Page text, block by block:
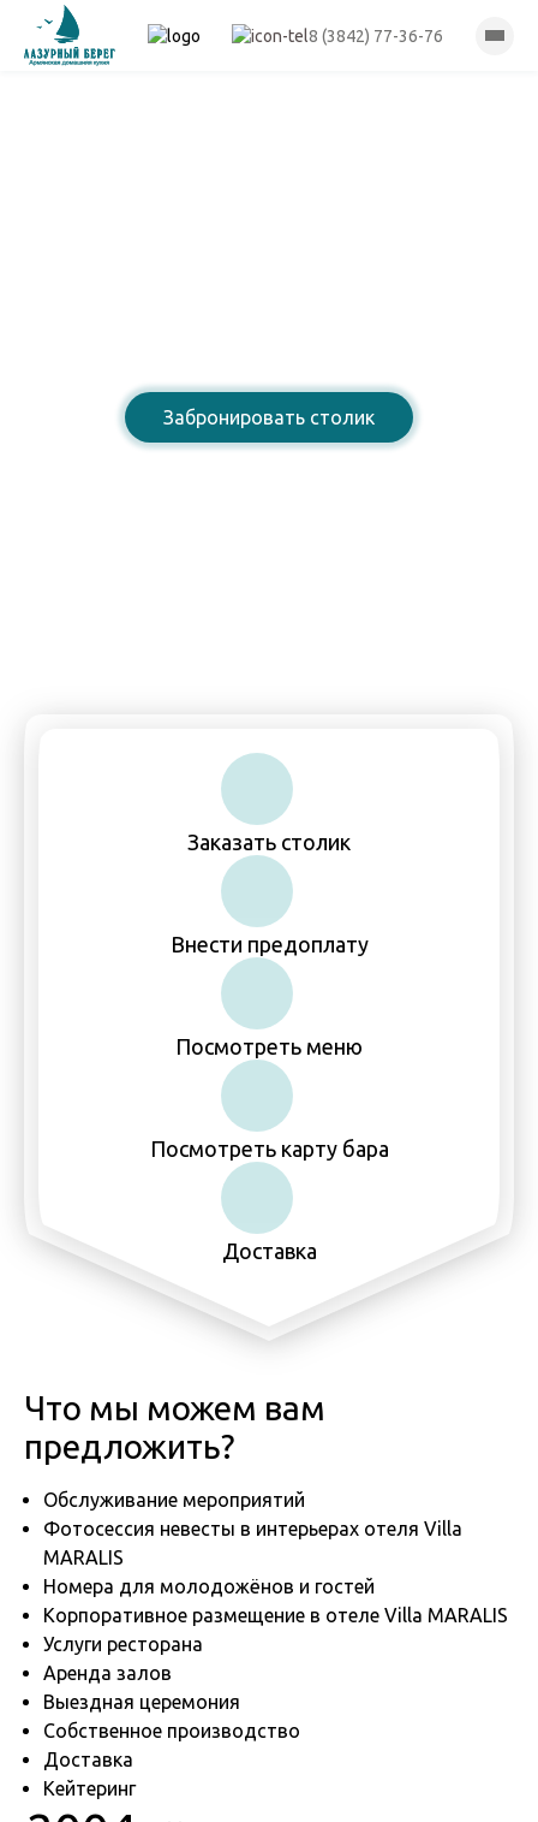
8 (3842) 77-36-76
Забронировать столик
Заказать столик
Внести предоплату
Посмотреть меню
Посмотреть карту бара
Доставка
Что мы можем вам
предложить?
Обслуживание мероприятий
Фотосессия невесты в интерьерах отеля Villa
MARALIS
Номера для молодожёнов и гостей
Корпоративное размещение в отеле Villa MARALIS
Услуги ресторана
Аренда залов
Выездная церемония
Собственное производство
Доставка
Кейтеринг